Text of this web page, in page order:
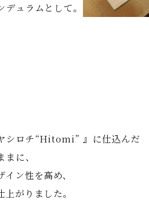
デュラムとして。
シロチ“Hitomi” 』に仕込んだ
に、
ン性を高め、
がりました。